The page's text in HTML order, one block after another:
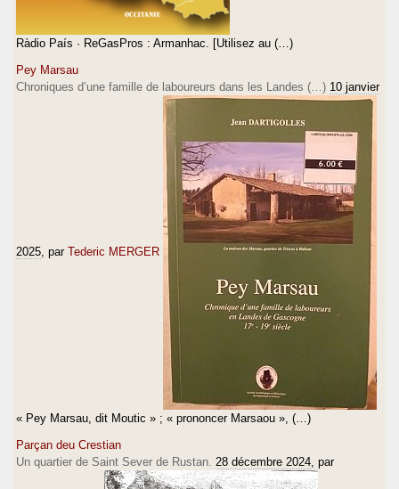
Ràdio País · ReGasPros : Armanhac. [Utilisez au (…)
Pey Marsau
Chroniques d’une famille de laboureurs dans les Landes (…) 10 janvier
2025 , par Tederic MERGER
« Pey Marsau, dit Moutic » ; « prononcer Marsaou », (…)
Parçan deu Crestian
Un quartier de Saint Sever de Rustan. 28 décembre 2024 , par